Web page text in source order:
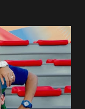
o tipo de
vida. Camila
seria o
Manuel avisa a
com Joana.